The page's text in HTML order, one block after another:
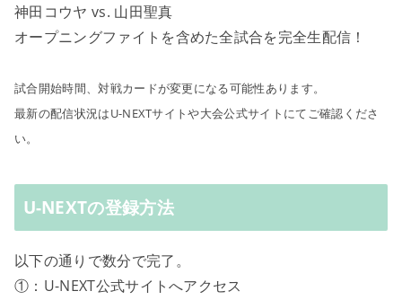
神田コウヤ vs. 山田聖真
オープニングファイトを含めた全試合を完全生配信！
試合開始時間、対戦カードが変更になる可能性あります。
最新の配信状況はU-NEXTサイトや大会公式サイトにてご確認くださ
い。
U-NEXTの登録方法
以下の通りで数分で完了。
①：U-NEXT公式サイトへアクセス